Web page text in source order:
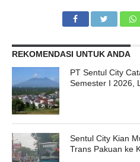
REKOMENDASI UNTUK ANDA
PT Sentul City
Semester I 2026,
Sentul City Kian
Trans Pakuan ke